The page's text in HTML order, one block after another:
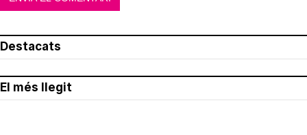
Destacats
El més llegit